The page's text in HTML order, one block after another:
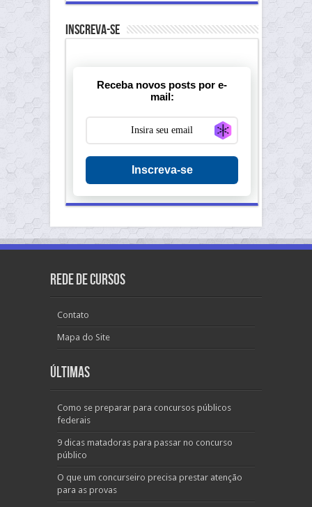
Inscreva-se
Receba novos posts por e-
mail:
Generate new
Inscreva-se
Rede de Cursos
Contato
Mapa do Site
Últimas
Como se preparar para concursos públicos
federais
9 dicas matadoras para passar no concurso
público
O que um concurseiro precisa prestar atenção
para as provas